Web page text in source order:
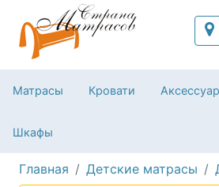
Матрасы Кровати
Шкафы
Главная Детские матрасы